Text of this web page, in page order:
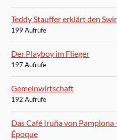
Teddy Stauffer erklärt den
199 Aufrufe
Der Playboy im Flieger
197 Aufrufe
Gemeinwirtschaft
192 Aufrufe
Das Café Iruña von Pamplona
Époque